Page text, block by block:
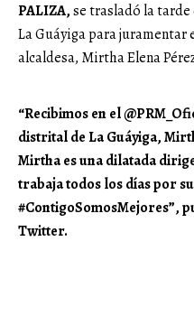
PALIZA,se trasladó la
La Guáyiga para
alcaldesa, Mirtha Elena
“Recibimos en el
distrital de La Guáyiga,
Mirtha es una dilatada
trabaja todos los días por
#ContigoSomosMejores”,
Twitter.